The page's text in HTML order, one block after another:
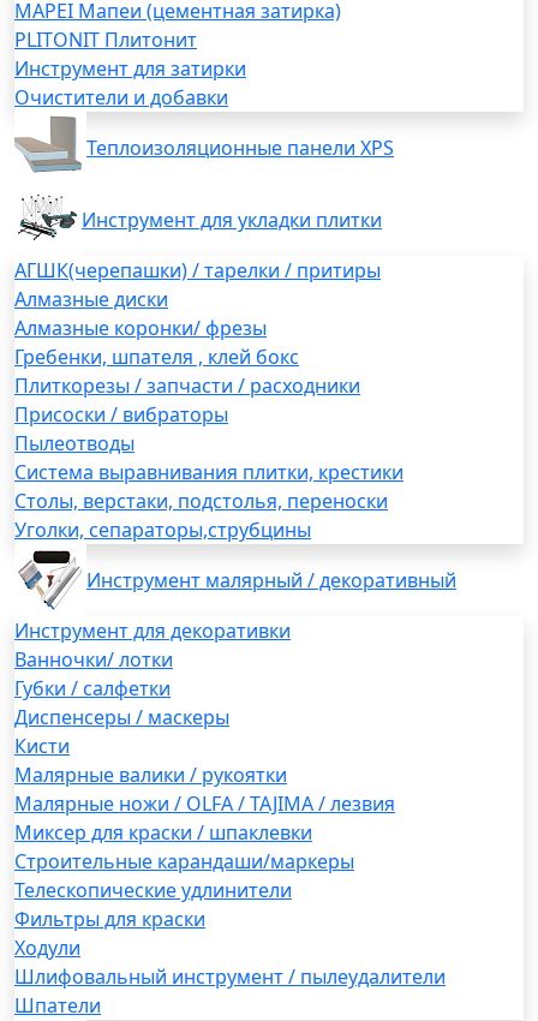
MAPEI Мапеи (цементная затирка)
PLITONIT Плитонит
Инструмент для затирки
Очистители и добавки
Теплоизоляционные панели XPS
Инструмент для укладки плитки
АГШК(черепашки) / тарелки / притиры
Алмазные диски
Алмазные коронки/ фрезы
Гребенки, шпателя , клей бокс
Плиткорезы / запчасти / расходники
Присоски / вибраторы
Пылеотводы
Система выравнивания плитки, крестики
Столы, верстаки, подстолья, переноски
Уголки, сепараторы,струбцины
Инструмент малярный / декоративный
Инструмент для декоративки
Ванночки/ лотки
Губки / салфетки
Диспенсеры / маскеры
Кисти
Малярные валики / рукоятки
Малярные ножи / OLFA / TAJIMA / лезвия
Миксер для краски / шпаклевки
Строительные карандаши/маркеры
Телескопические удлинители
Фильтры для краски
Ходули
Шлифовальный инструмент / пылеудалители
Шпатели